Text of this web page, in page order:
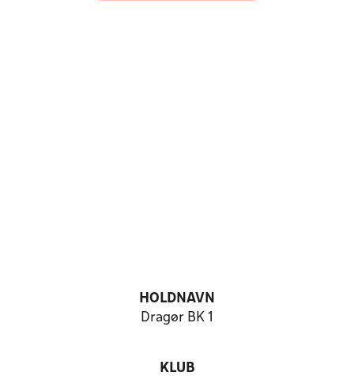
HOLDNAVN
Dragør BK 1
KLUB